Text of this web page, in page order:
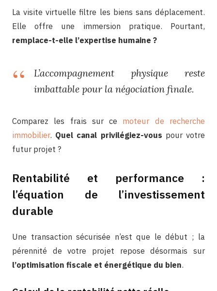
La visite virtuelle filtre les biens sans déplacement.
Elle offre une immersion pratique. Pourtant,
remplace-t-elle l’expertise humaine ?
L’accompagnement physique reste
imbattable pour la négociation finale.
Comparez les frais sur ce moteur de recherche
immobilier. Quel canal privilégiez-vous pour votre
futur projet ?
Rentabilité et performance :
l’équation de l’investissement
durable
Une transaction sécurisée n’est que le début ; la
pérennité de votre projet repose désormais sur
l’optimisation fiscale et énergétique du bien.